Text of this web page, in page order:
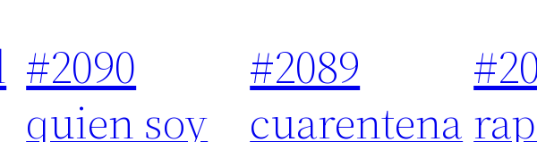
#2090
quien soy
#2089
cuarentena